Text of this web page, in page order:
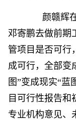
颜赣辉在
邓寄鹏去做前期
管项目是否可行
成可行，全部变
图”变成现实“蓝
目可行性报告和
专业机构意见、